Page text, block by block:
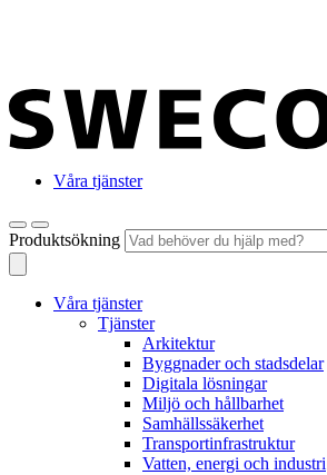
Våra tjänster
Produktsökning
Våra tjänster
Tjänster
Arkitektur
Byggnader och stadsdelar
Digitala lösningar
Miljö och hållbarhet
Samhällssäkerhet
Transportinfrastruktur
Vatten, energi och industri